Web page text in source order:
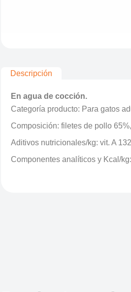
Descripción
En agua de cocción.
Categoría producto: Para gatos
Composición: filetes de pollo
Aditivos nutricionales/kg: vit. A
Componentes analíticos y Kcal/